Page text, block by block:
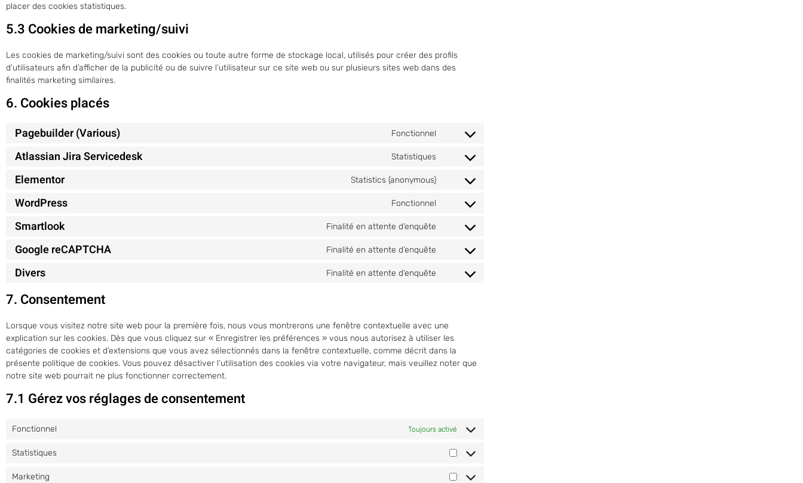
placer des cookies statistiques.
5.3 Cookies de marketing/suivi
Les cookies de marketing/suivi sont des cookies ou toute autre forme de stockage local, utilisés pour créer des profils
d’utilisateurs afin d’afficher de la publicité ou de suivre l’utilisateur sur ce site web ou sur plusieurs sites web dans des
finalités marketing similaires.
6. Cookies placés
Pagebuilder (Various) Fonctionnel
Atlassian Jira Servicedesk Statistiques
Elementor Statistics (anonymous)
WordPress Fonctionnel
Smartlook Finalité en attente d’enquête
Google reCAPTCHA Finalité en attente d’enquête
Divers Finalité en attente d’enquête
7. Consentement
Lorsque vous visitez notre site web pour la première fois, nous vous montrerons une fenêtre contextuelle avec une
explication sur les cookies. Dès que vous cliquez sur « Enregistrer les préférences » vous nous autorisez à utiliser les
catégories de cookies et d’extensions que vous avez sélectionnés dans la fenêtre contextuelle, comme décrit dans la
présente politique de cookies. Vous pouvez désactiver l’utilisation des cookies via votre navigateur, mais veuillez noter que
notre site web pourrait ne plus fonctionner correctement.
7.1 Gérez vos réglages de consentement
Fonctionnel Toujours activé
Statistiques
Marketing